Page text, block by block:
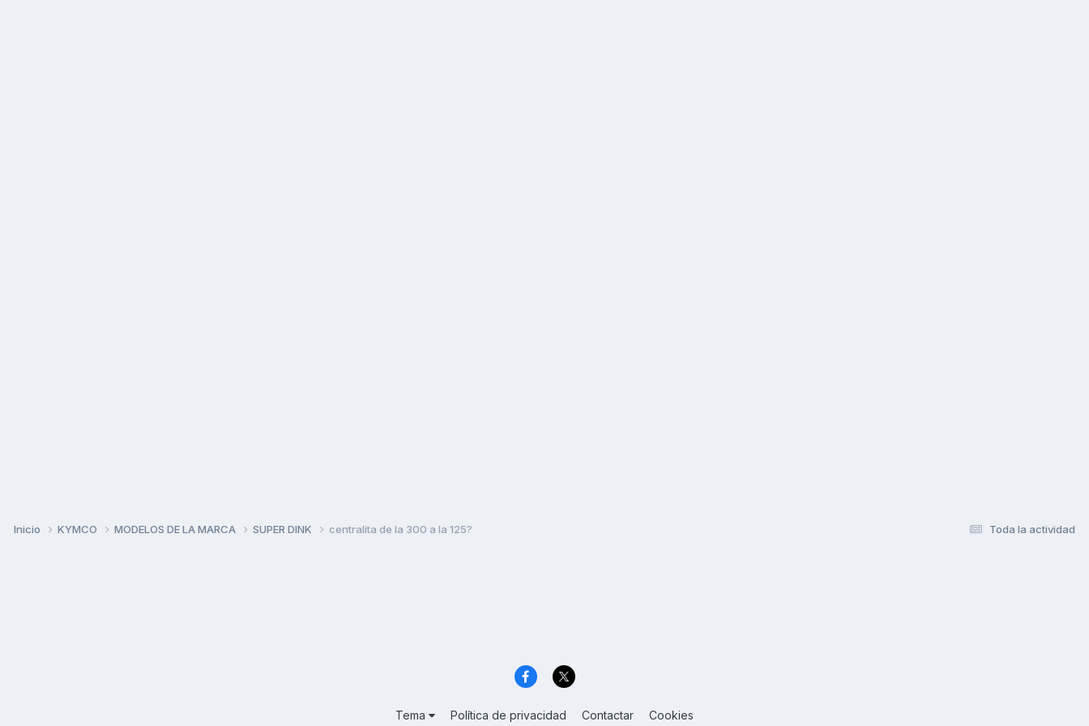
Toda la actividad
Inicio KYMCO MODELOS DE LA MARCA SUPER DINK centralita de la 300 a la 125?
Tema Política de privacidad Contactar Cookies